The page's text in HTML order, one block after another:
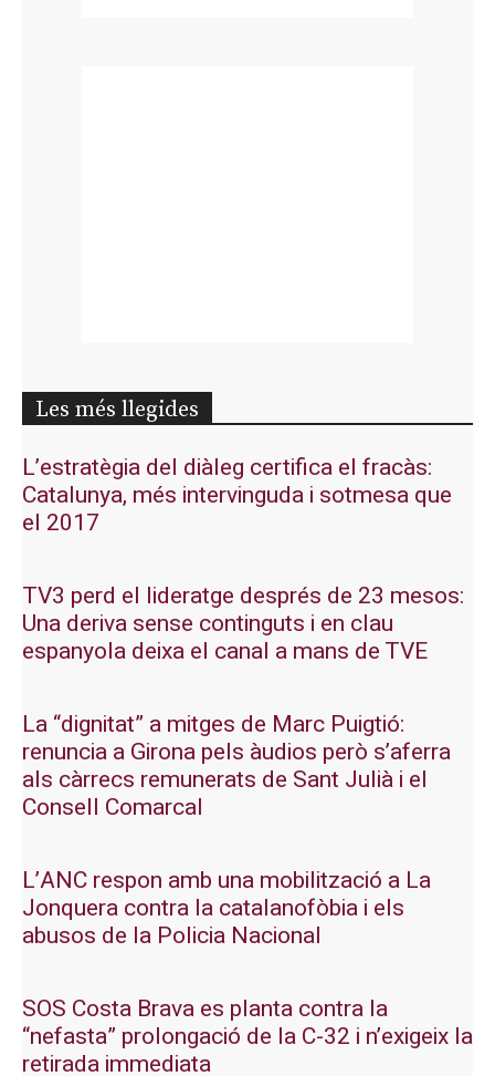
Les més llegides
L’estratègia del diàleg certifica el fracàs:
Catalunya, més intervinguda i sotmesa que
el 2017
TV3 perd el lideratge després de 23 mesos:
Una deriva sense continguts i en clau
espanyola deixa el canal a mans de TVE
La “dignitat” a mitges de Marc Puigtió:
renuncia a Girona pels àudios però s’aferra
als càrrecs remunerats de Sant Julià i el
Consell Comarcal
L’ANC respon amb una mobilització a La
Jonquera contra la catalanofòbia i els
abusos de la Policia Nacional
SOS Costa Brava es planta contra la
“nefasta” prolongació de la C-32 i n’exigeix la
retirada immediata